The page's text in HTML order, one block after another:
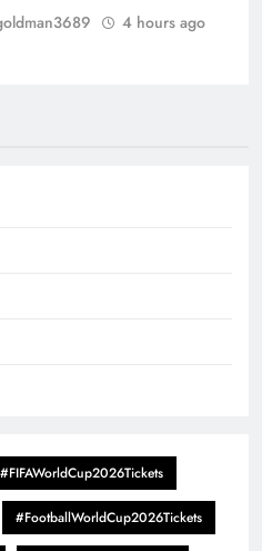
4 hours ago
#FIFAWorldCup2026Tickets
#FootballWorldCup2026Tickets